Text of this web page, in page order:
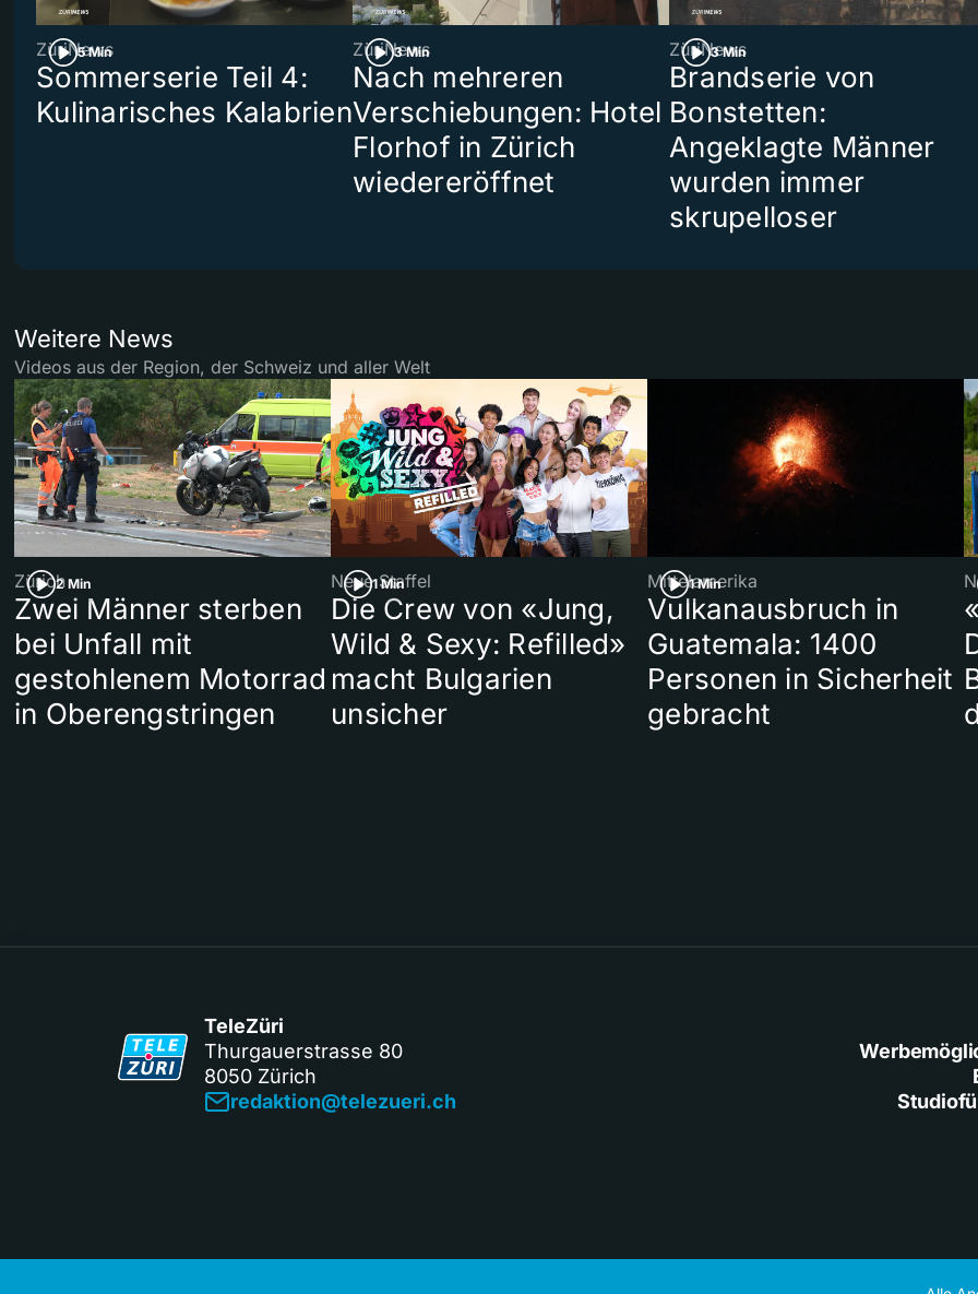
5 Min
ZüriNews
Sommerserie Teil 4:
Kulinarisches Kalabrien
3 Min
ZüriNews
Nach mehreren
Verschiebungen: Hotel
Florhof in Zürich
wiedereröffnet
3 Min
ZüriNews
Brandserie von
Bonstetten:
Angeklagte Männer
wurden immer
skrupelloser
Weitere News
Videos aus der Region, der Schweiz und aller Welt
2 Min
Zürich
Zwei Männer sterben
bei Unfall mit
gestohlenem Motorrad
in Oberengstringen
1 Min
Neue Staffel
Die Crew von «Jung,
Wild & Sexy: Refilled»
macht Bulgarien
unsicher
1 Min
Mittelamerika
Vulkanausbruch in
Guatemala: 1400
Personen in Sicherheit
gebracht
TeleZüri
Thurgauerstrasse 80
8050 Zürich
redaktion@telezueri.ch